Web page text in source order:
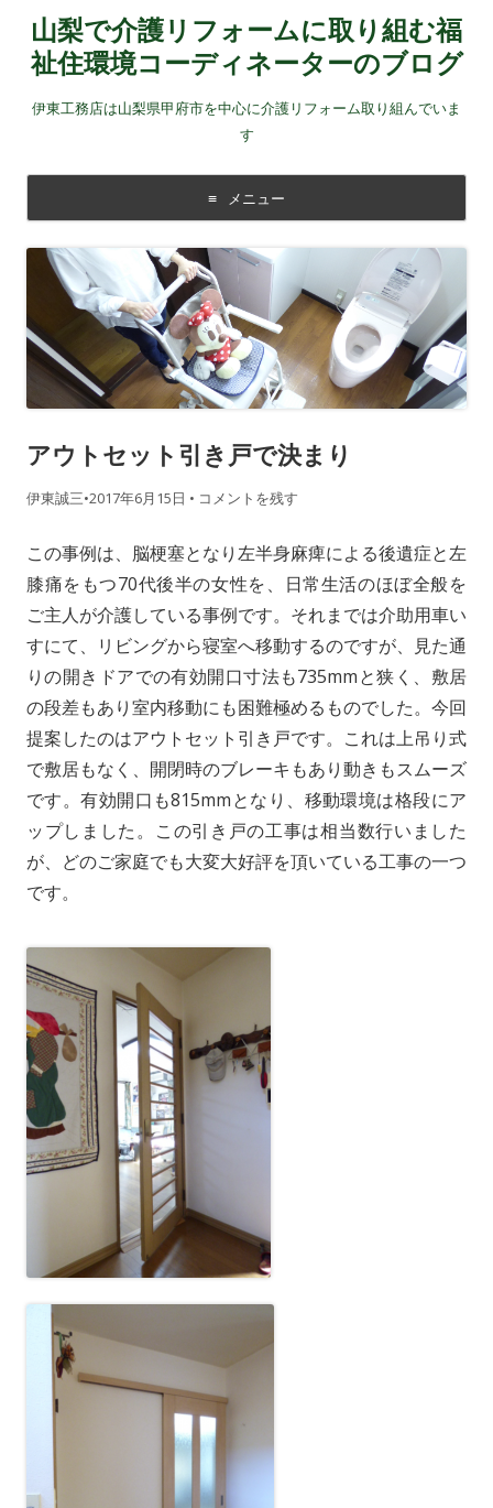
山梨で介護リフォームに取り組む福
祉住環境コーディネーターのブログ
伊東工務店は山梨県甲府市を中心に介護リフォーム取り組んでいま
す
メニュー
コンテンツに移動する
アウトセット引き戸で決まり
伊東誠三•2017年6月15日 • コメントを残す
この事例は、脳梗塞となり左半身麻痺による後遺症と左
膝痛をもつ70代後半の女性を、日常生活のほぼ全般を
ご主人が介護している事例です。それまでは介助用車い
すにて、リビングから寝室へ移動するのですが、見た通
りの開きドアでの有効開口寸法も735mmと狭く、敷居
の段差もあり室内移動にも困難極めるものでした。今回
提案したのはアウトセット引き戸です。これは上吊り式
で敷居もなく、開閉時のブレーキもあり動きもスムーズ
です。有効開口も815mmとなり、移動環境は格段にア
ップしました。この引き戸の工事は相当数行いました
が、どのご家庭でも大変大好評を頂いている工事の一つ
です。